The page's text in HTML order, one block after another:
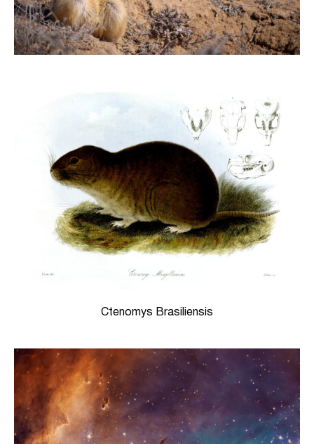
Ctenomys Brasiliensis